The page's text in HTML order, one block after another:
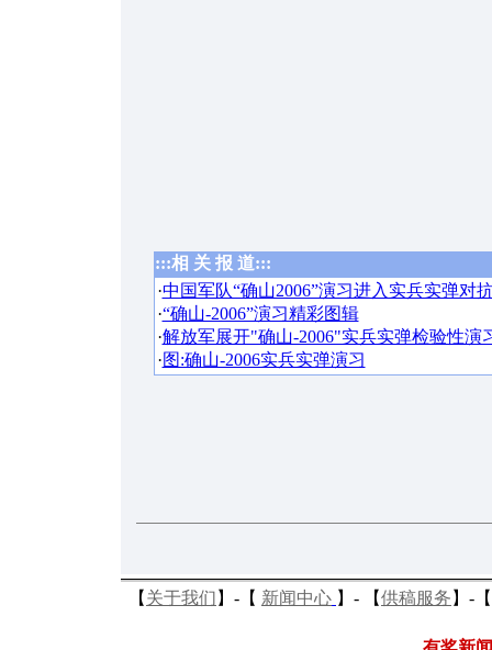
:::相 关 报 道:::
·中国军队“确山2006”演习进入实兵实弹对
·“确山-2006”演习精彩图辑
·解放军展开"确山-2006"实兵实弹检验性演
·图:确山-2006实兵实弹演习
【 关于我们 】- 【 新闻中心 】- 【供稿服务 】- 【